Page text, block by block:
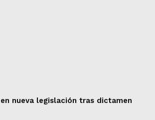
nueva legislación tras dictamen